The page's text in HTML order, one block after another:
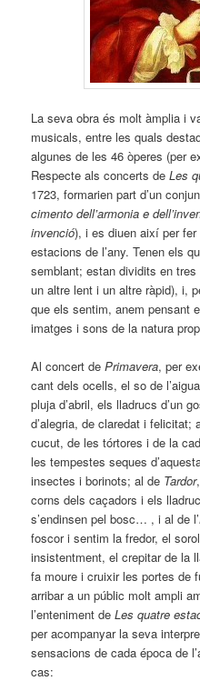
La seva obra és molt àmplia i
musicals, entre les quals
algunes de les 46 òperes (per
Respecte als concerts deLes
1723, formarien part d’un
cimento dell’armonia e
invenció), i es diuen així per
estacions de l’any. Tenen els
semblant; estan dividits en
un altre lent i un altre ràpid), i,
que els sentim, anem pensant
imatges i sons de la natura
Al concert dePrimavera, per
cant dels ocells, el so de
pluja d’abril, els lladrucs d’un
d’alegria, de claredat i felicitat;
cucut, de les tórtores i de la
les tempestes seques
insectes i borinots; al de Tardor
corns dels caçadors i els
s’endinsen pel bosc… , i al de l’
foscor i sentim la fredor, el
insistentment, el crepitar de la
fa moure i cruixir les portes de
arribar a un públic molt ampli
l’enteniment deLes quatre
per acompanyar la seva
sensacions de cada época de
cas: